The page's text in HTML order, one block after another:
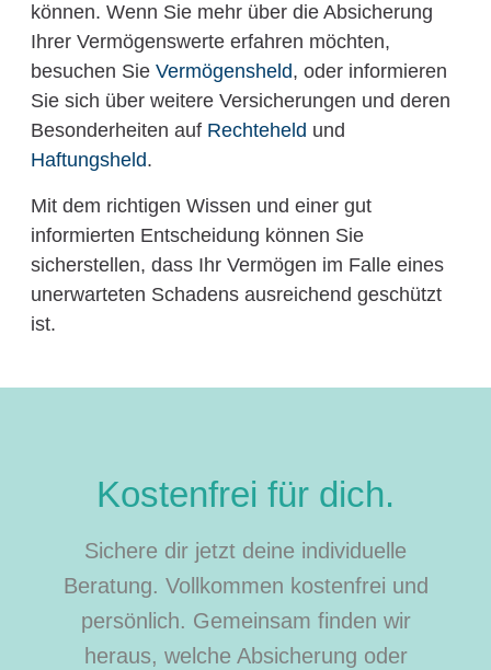
können. Wenn Sie mehr über die Absicherung
Ihrer Vermögenswerte erfahren möchten,
besuchen Sie Vermögensheld, oder informieren
Sie sich über weitere Versicherungen und deren
Besonderheiten auf Rechteheld und
Haftungsheld.
Mit dem richtigen Wissen und einer gut
informierten Entscheidung können Sie
sicherstellen, dass Ihr Vermögen im Falle eines
unerwarteten Schadens ausreichend geschützt
ist.
Kostenfrei für dich.
Sichere dir jetzt deine individuelle
Beratung. Vollkommen kostenfrei und
persönlich. Gemeinsam finden wir
heraus, welche Absicherung oder